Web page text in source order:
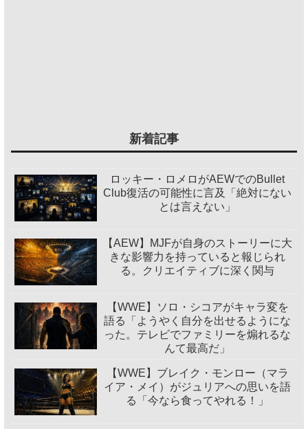
新着記事
ロッキー・ロメロがAEWでのBullet
Club復活の可能性に言及「絶対にない
とは言えない」
【AEW】MJFが自身のストーリーに大
きな影響力を持っていると報じられ
る。クリエイティブに深く関与
【WWE】ソロ・シコアがキャラ変を
語る「ようやく自分を出せるようにな
った。テレビでファミリーを煽れるな
んて最高だ」
【WWE】ブレイク・モンロー（マラ
イア・メイ）がジュリアへの思いを語
る「今なら食ってやれる！」